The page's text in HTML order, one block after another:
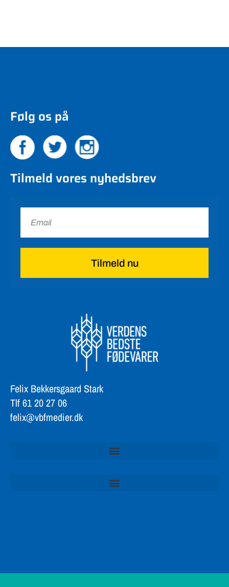
Følg os på
Tilmeld vores nyhedsbrev
Tilmeld nu
Felix Bekkersgaard Stark
Tlf 61 20 27 06
felix@vbfmedier.dk